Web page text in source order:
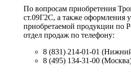
По вопросам приобретения
ст.09Г2С, а также оформления
приобретаемой продукции по
отдел продаж по телефону:
8 (831) 214-01-01
8 (495) 134-31-00